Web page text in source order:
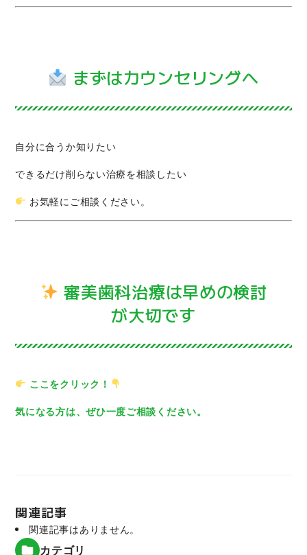
まずはカウンセリングへ
自分に合うか知りたい
できるだけ削らない治療を相談したい
お気軽にご相談ください。
審美歯科治療は早めの検討
が大切です
ここをクリック！
気になる方は、ぜひ一度ご相談ください。
関連記事
関連記事はありません。
カテゴリ